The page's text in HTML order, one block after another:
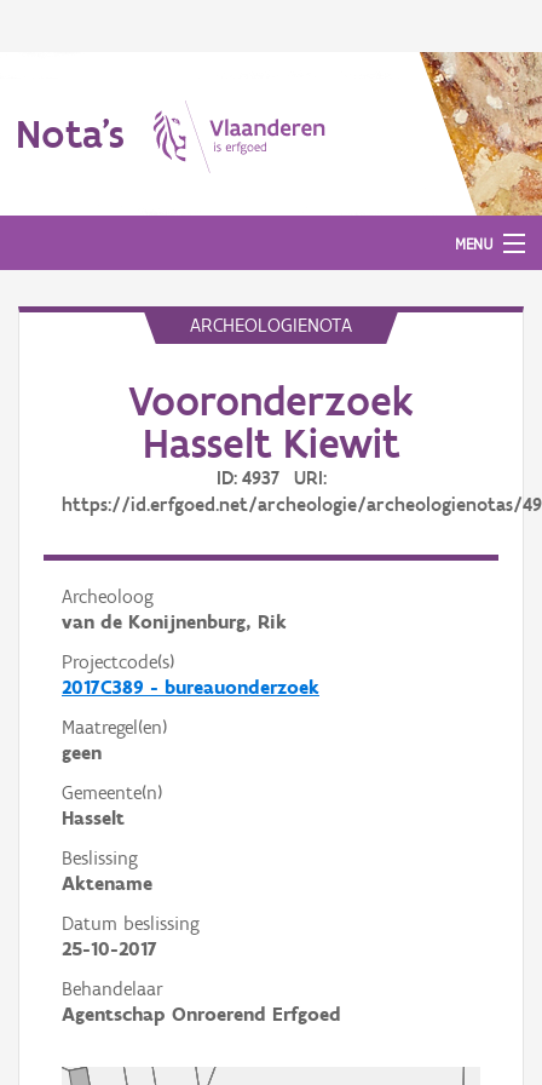
Nota's
MENU
ARCHEOLOGIENOTA
Vooronderzoek
Hasselt Kiewit
ID: 4937 URI:
https://id.erfgoed.net/archeologie/archeologienotas/
Archeoloog
van de Konijnenburg, Rik
Projectcode(s)
2017C389 - bureauonderzoek
Maatregel(en)
geen
Gemeente(n)
Hasselt
Beslissing
Aktename
Datum beslissing
25-10-2017
Behandelaar
Agentschap Onroerend Erfgoed